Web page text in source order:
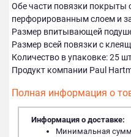
Обе части повязки
перфорированным слоем и
Размер впитывающей
Размер всей повязки с
Количество в упаковке: 25
Продукт компании Paul
Полная информация о
Информация о доставке:
Минимальная